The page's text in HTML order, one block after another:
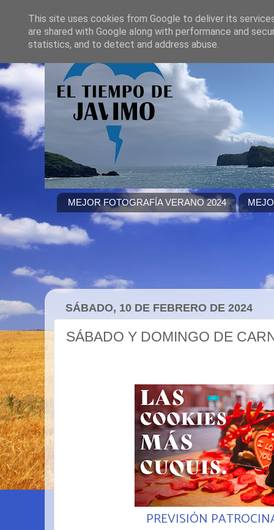
MEJOR FOTOGRAFÍA VERANO 2024
SÁBADO, 10 DE FEBRERO DE 2024
SÁBADO Y DOMINGO DE
PREVISIÓN
This site uses cookies from Google to deliver its
are shared with Google along with performance and
statistics, and to detect and address abuse.